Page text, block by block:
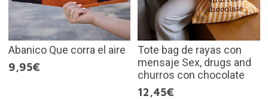
Abanico Que corra el aire
9,95€
Tote bag de rayas con
mensaje Sex, drugs and
churros con chocolate
12,45€